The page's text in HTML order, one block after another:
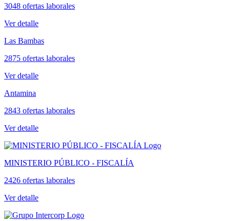
3048 ofertas laborales
Ver detalle
Las Bambas
2875 ofertas laborales
Ver detalle
Antamina
2843 ofertas laborales
Ver detalle
MINISTERIO PÚBLICO - FISCALÍA
2426 ofertas laborales
Ver detalle